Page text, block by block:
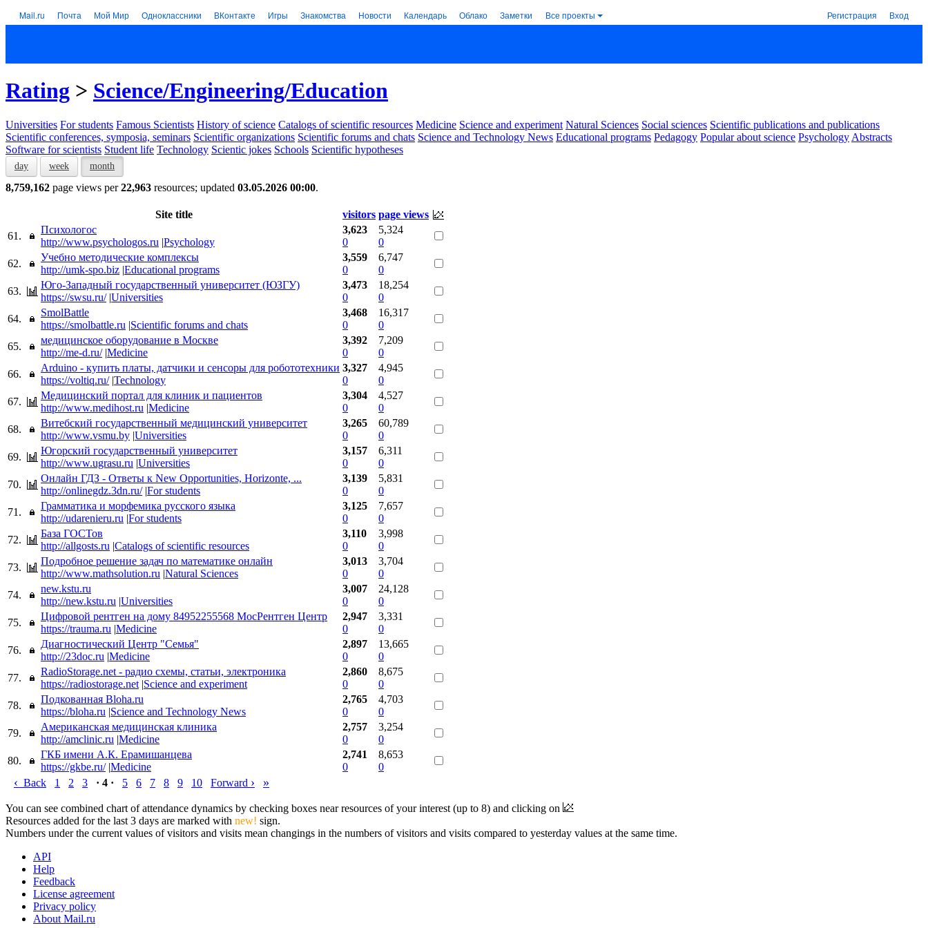
Mail.ru Почта Мой Мир Одноклассники ВКонтакте Игры Знакомства Новости Календарь Облако Заметки Все проекты Регистрация Вход
Rating > Science/Engineering/Education
Universities For students Famous Scientists History of science Catalogs of scientific resources Medicine Science and experiment Natural Sciences Social sciences Scientific publications and publications
Scientific conferences, symposia, seminars Scientific organizations Scientific forums and chats Science and Technology News Educational programs Pedagogy Popular about science Psychology Abstracts
Software for scientists Student life Technology Scientic jokes Schools Scientific hypotheses
day week month
8,759,162 page views per22,963 resources; updated 03.05.2026 00:00.
Site title visitors page views
61.
Психологос
http://www.psychologos.ru |Psychology
3,623
0
5,324
0
62.
Учебно методические комплексы
http://umk-spo.biz |Educational programs
3,559
0
6,747
0
63.
Юго-Западный государственный университет (ЮЗГУ)
https://swsu.ru/ |Universities
3,473
0
18,254
0
64.
SmolBattle
https://smolbattle.ru |Scientific forums and chats
3,468
0
16,317
0
65.
медицинское оборудование в Москве
http://me-d.ru/ |Medicine
3,392
0
7,209
0
66.
Arduino - купить платы, датчики и сенсоры для робототехники
https://voltiq.ru/ |Technology
3,327
0
4,945
0
67.
Медицинский портал для клиник и пациентов
http://www.medihost.ru |Medicine
3,304
0
4,527
0
68.
Витебский государственный медицинский университет
http://www.vsmu.by |Universities
3,265
0
60,789
0
69.
Югорский государственный университет
http://www.ugrasu.ru |Universities
3,157
0
6,311
0
70.
Онлайн ГДЗ - Ответы к New Opportunities, Horizonte, ...
http://onlinegdz.3dn.ru/ |For students
3,139
0
5,831
0
71.
Грамматика и морфемика русского языка
http://udarenieru.ru |For students
3,125
0
7,657
0
72.
База ГОСТов
http://allgosts.ru |Catalogs of scientific resources
3,110
0
3,998
0
73.
Подробное решение задач по математике онлайн
http://www.mathsolution.ru |Natural Sciences
3,013
0
3,704
0
74.
new.kstu.ru
http://new.kstu.ru |Universities
3,007
0
24,128
0
75.
Цифровой рентген на дому 84952255568 МосРентген Центр
https://trauma.ru |Medicine
2,947
0
3,331
0
76.
Диагностический Центр "Семья"
http://23doc.ru |Medicine
2,897
0
13,665
0
77.
RadioStorage.net - радио схемы, статьи, электроника
https://radiostorage.net |Science and experiment
2,860
0
8,675
0
78.
Подкованная Bloha.ru
https://bloha.ru |Science and Technology News
2,765
0
4,703
0
79.
Американская медицинская клиника
http://amclinic.ru |Medicine
2,757
0
3,254
0
80.
ГКБ имени А.К. Ерамишанцева
https://gkbe.ru/ |Medicine
2,741
0
8,653
0
‹ Back 1 2 3 · 4 · 5 6 7 8 9 10 Forward › »
You can see combined chart of attendance dynamics by checking boxes near resources of your interest (up to 8) and clicking on
Resources added for the last 3 days are marked with new! sign.
Numbers under the current values of visitors and visits mean changings in the numbers of visitors and visits compared to yesterday values at the same time.
API
Help
Feedback
License agreement
Privacy policy
About Mail.ru